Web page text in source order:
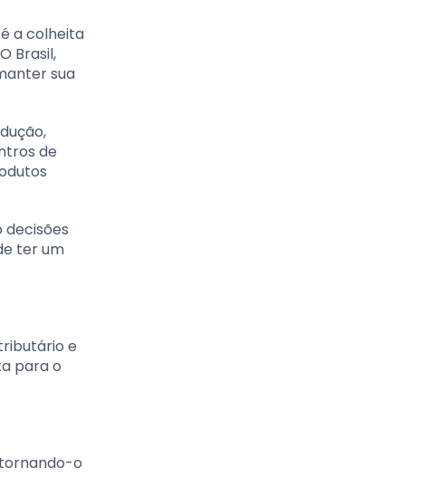
a colheita
Brasil,
sua
de
ter um
e
para o
o